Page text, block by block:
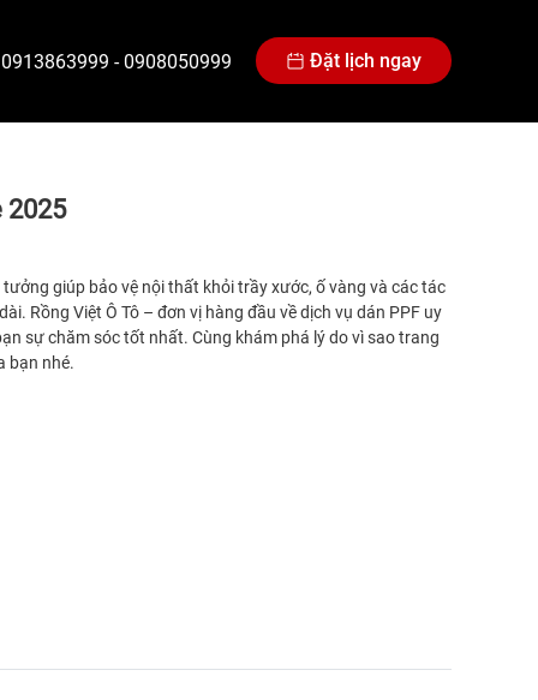
0913863999 -0908050999 Đặt lịch ngay
2025
giúp bảo vệ nội thất khỏi trầy xước, ố vàng và các tác
Rồng Việt Ô Tô – đơn vị hàng đầu về dịch vụ dán PPF uy
sự chăm sóc tốt nhất. Cùng khám phá lý do vì sao trang
bạn nhé.